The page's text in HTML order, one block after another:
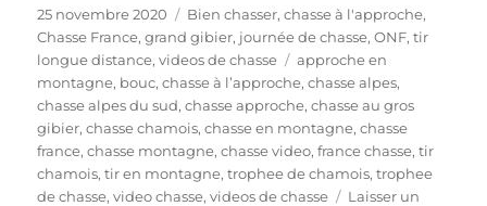
P
u
b
l
i
é
l
e
25 novembre 2020
C
a
t
é
g
o
r
i
e
Bien chasser,chasse à l'approche,
Chasse France,grand gibier, journée de chasse,ONF,tir
longue distance,videos de chasse
É
t
i
q
u
e
t
approche en
montagne, bouc,chasse à l’approche,chasse alpes,
chasse alpes du sud,chasse approche,chasse au gros
gibier,chasse chamois,chasse en montagne,chasse
france,chasse montagne,chasse video,france chasse,tir
chamois,tir en montagne,trophee de chamois,trophee
de chasse,video chasse,videos de chasse
Laisser un